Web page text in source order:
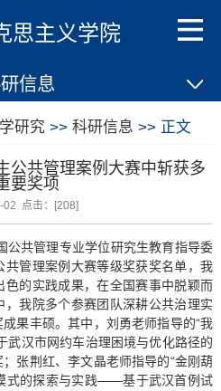
思主义学院
信息
研究 >> 科研信息 >> 正文
公共管理案例大赛中斩获多
要奖项
02 点击：[208]
公共管理专业学位研究生教育指导委
共管理案例大赛等级奖获奖名单，我
色的实践成果，在全国赛事中脱颖而
我院多个参赛团队深耕公共治理实
果丰硕。其中，刘勇老师指导的“我
武汉市网约车治理困境与优化路径的
张荆红、李文晶老师指导的“金刚葫
式的探索与实践——基于武汉首例试